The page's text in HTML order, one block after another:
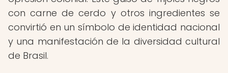
con carne de cerdo y otros ingredientes se
convirtió en un símbolo de identidad nacional
y una manifestación de la diversidad cultural
de Brasil.